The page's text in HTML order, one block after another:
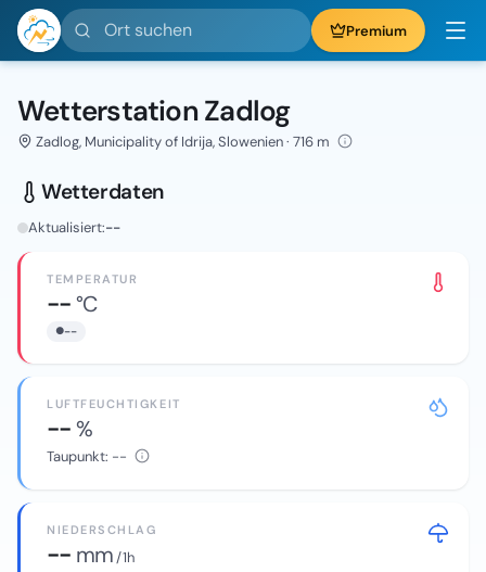
Ort suchen Premium
Wetterstation Zadlog
Zadlog, Municipality of Idrija, Slowenien · 716 m
Wetterdaten
Aktualisiert:--
TEMPERATUR
--°C
--
LUFTFEUCHTIGKEIT
--%
Taupunkt: --
NIEDERSCHLAG
-- mm/ 1h